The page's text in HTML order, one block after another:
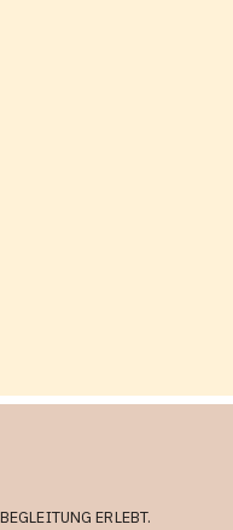
ERLEBT.